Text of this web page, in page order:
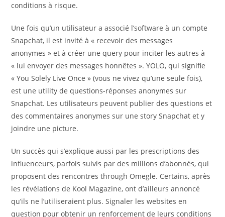
conditions à risque.
Une fois qu’un utilisateur a associé l’software à un compte
Snapchat, il est invité à « recevoir des messages
anonymes » et à créer une query pour inciter les autres à
« lui envoyer des messages honnêtes ». YOLO, qui signifie
« You Solely Live Once » (vous ne vivez qu’une seule fois),
est une utility de questions-réponses anonymes sur
Snapchat. Les utilisateurs peuvent publier des questions et
des commentaires anonymes sur une story Snapchat et y
joindre une picture.
Un succès qui s’explique aussi par les prescriptions des
influenceurs, parfois suivis par des millions d’abonnés, qui
proposent des rencontres through Omegle. Certains, après
les révélations de Kool Magazine, ont d’ailleurs annoncé
qu’ils ne l’utiliseraient plus. Signaler les websites en
question pour obtenir un renforcement de leurs conditions